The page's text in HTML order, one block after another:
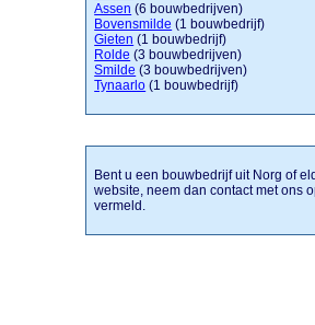
Assen (6 bouwbedrijven)
Bovensmilde (1 bouwbedrijf)
Gieten (1 bouwbedrijf)
Rolde (3 bouwbedrijven)
Smilde (3 bouwbedrijven)
Tynaarlo (1 bouwbedrijf)
Bent u een bouwbedrijf uit Norg of
website, neem dan contact met ons
vermeld.